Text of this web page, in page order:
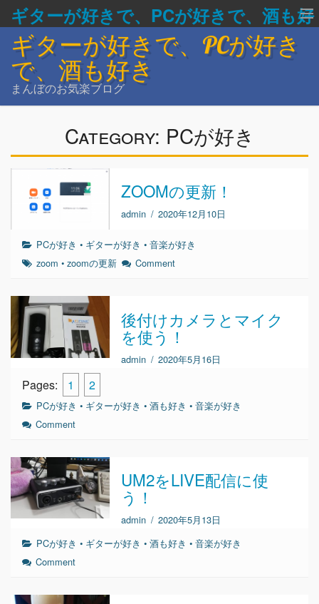
ギターが好きで、PCが好きで、酒も好
き
ギターが好きで、PCが好き
で、酒も好き
まんぼのお気楽ブログ
Category: PCが好き
ZOOMの更新！
admin / 2020年12月10日
PCが好き • ギターが好き •音楽が好き
zoom •zoomの更新 Comment
後付けカメラとマイク
を使う！
admin / 2020年5月16日
Pages: 1 2
PCが好き • ギターが好き •酒も好き •音楽が好き
Comment
UM2をLIVE配信に使
う！
admin / 2020年5月13日
PCが好き • ギターが好き •酒も好き •音楽が好き
Comment